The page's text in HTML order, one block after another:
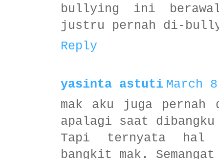
bullying ini
justru pernah di-
Reply
yasinta astuti March
mak aku juga
apalagi saat dibangku
Tapi ternyata hal
bangkit mak.